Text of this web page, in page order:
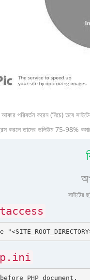
আকার পরিবর্তন করেন (নিচে) তবে
করলে তাদের ভলিউম 75-98%
সাইটের
PHP document.